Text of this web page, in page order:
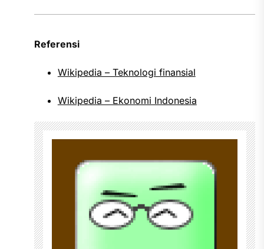
Referensi
Wikipedia – Teknologi finansial
Wikipedia – Ekonomi Indonesia